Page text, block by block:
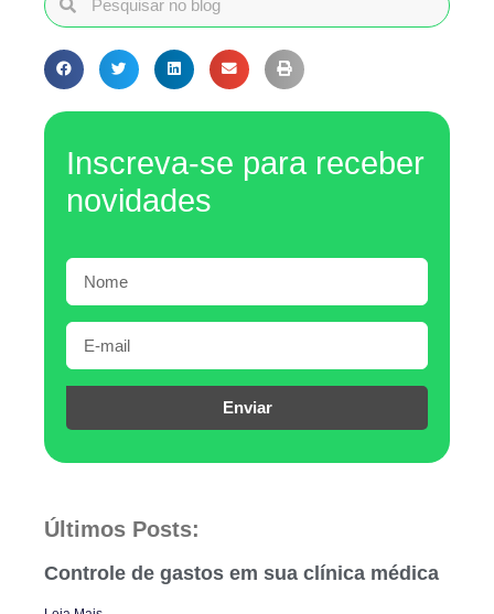
Inscreva-se para receber
novidades
Enviar
Últimos Posts:
Controle de gastos em sua clínica médica